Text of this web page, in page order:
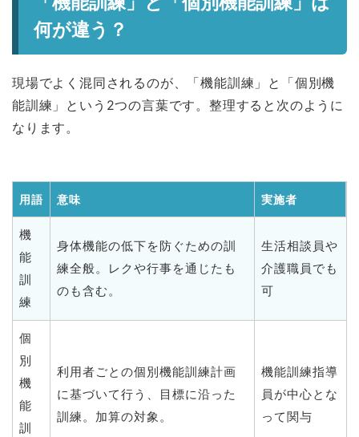
何が違う？
現場でよく混同されるのが、「機能訓練」と「個別機
能訓練」という2つの言葉です。整理すると次のように
なります。
用語 意味 実施者
機
能
訓
練
身体機能の低下を防ぐための訓
練全般。レクや行事を通じたも
のも含む。
生活相談員や
介護職員でも
可
個
別
機
能
訓
利用者ごとの個別機能訓練計画
に基づいて行う、目標に沿った
訓練。加算の対象。
機能訓練指導
員が中心とな
って関与